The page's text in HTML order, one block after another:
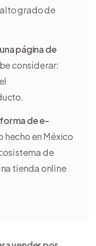
grado de
página de
considerar:
de e-
hecho en México
de
tienda online